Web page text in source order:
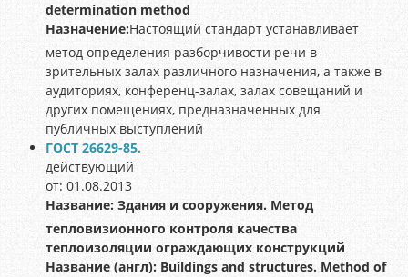
determination method
Назначение:Настоящий стандарт устанавливает
метод определения разборчивости речи в
зрительных залах различного назначения, а также в
аудиториях, конференц-залах, залах совещаний и
других помещениях, предназначенных для
публичных выступлений
ГОСТ 26629-85.
действующий
от: 01.08.2013
Название: Здания и сооружения. Метод
тепловизионного контроля качества
теплоизоляции ограждающих конструкций
Название (англ): Buildings and structures. Method of